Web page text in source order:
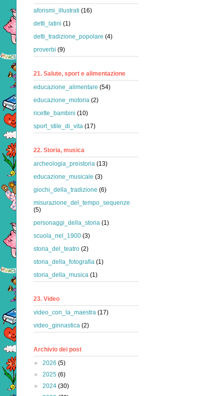
aforismi_illustrati (16)
detti_latini (1)
detti_tradizione_popolare (4)
proverbi (9)
21. Salute, sport e alimentazione
educazione_alimentare (54)
educazione_motoria (2)
ricette_bambini (10)
sport_stile_di_vita (17)
22. Storia, musica
archeologia_preistoria (13)
educazione_musicale (3)
giochi_della_tradizione (6)
misurazione_del_tempo_sequenze
(5)
personaggi_della_storia (1)
scuola_nel_1900 (3)
storia_del_teatro (2)
storia_della_fotografia (1)
storia_della_musica (1)
23. Video
video_con_la_maestra (17)
video_ginnastica (2)
Archivio dei post
► 2026 (5)
► 2025 (6)
► 2024 (30)